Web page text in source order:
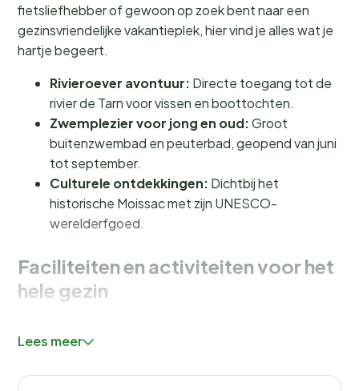
fietsliefhebber of gewoon op zoek bent naar een
gezinsvriendelijke vakantieplek, hier vind je alles wat je
hartje begeert.
Rivieroever avontuur: Directe toegang tot de
rivier de Tarn voor vissen en boottochten.
Zwemplezier voor jong en oud:Groot
buitenzwembad en peuterbad, geopend van juni
tot september.
Culturele ontdekkingen: Dichtbij het
historische Moissac met zijn UNESCO-
werelderfgoed.
Faciliteiten en activiteiten voor het
hele gezin
ontspanning. Het grote
in het aparte peuterbad. Voor de avontuurlijke zielen is
Lees meer